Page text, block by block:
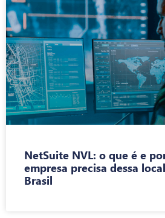
NetSuite NVL: o que é e
empresa precisa dessa
Brasil